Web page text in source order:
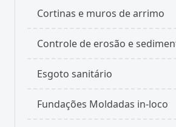
Cortinas e muros de arrimo
Controle de erosão e
Esgoto sanitário
Fundações Moldadas in-loco